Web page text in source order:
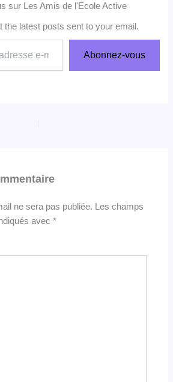
sur Les Amis de l'Ecole Active
the latest posts sent to your email.
Abonnez-vous
ne sera pas publiée. Les champs
avec*